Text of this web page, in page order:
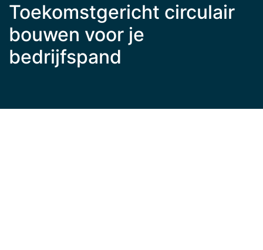
Toekomstgericht circulair
bouwen voor je
bedrijfspand